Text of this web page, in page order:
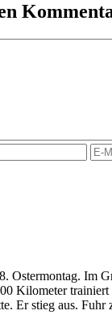
Ostermontag. Im
Kilometer
Er stieg aus.